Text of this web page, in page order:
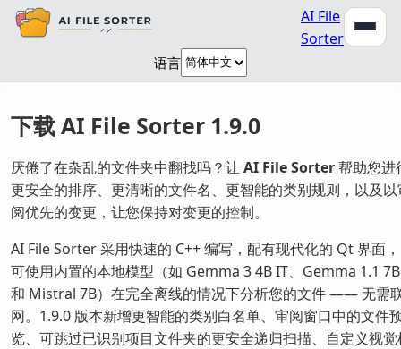
AI File
Sorter
语言
下载 AI File Sorter 1.9.0
厌倦了在杂乱的文件夹中翻找吗？让 AI File Sorter帮助您进
更安全的排序、更清晰的文件名、更智能的类别规则，以及以
阅优先的变更，让您保持对变更的控制。
AI File Sorter 采用快速的 C++ 编写，配有现代化的 Qt 界面，
可使用内置的本地模型（如 Gemma 3 4B IT、Gemma 1.1 7B
和 Mistral 7B）在完全离线的情况下分析您的文件 —— 无需
网。1.9.0 版本新增更智能的类别白名单、审阅窗口中的文件
览、可跳过已识别项目文件夹的更安全递归扫描、自定义视觉